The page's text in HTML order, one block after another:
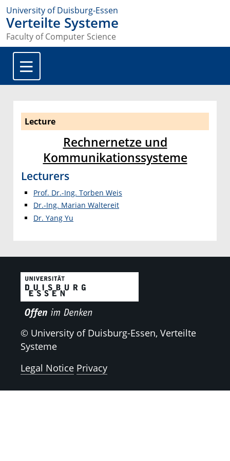
University of Duisburg-Essen
Verteilte Systeme
Faculty of Computer Science
Lecture
Rechnernetze und
Kommunikationssysteme
Lecturers
Prof. Dr.-Ing. Torben Weis
Dr.-Ing. Marian Waltereit
Dr. Yang Yu
© University of Duisburg-Essen, Verteilte
Systeme
Legal Notice Privacy